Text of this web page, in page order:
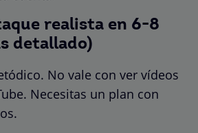
realista en 6-8
detallado)
No vale con ver vídeos
Necesitas un plan con